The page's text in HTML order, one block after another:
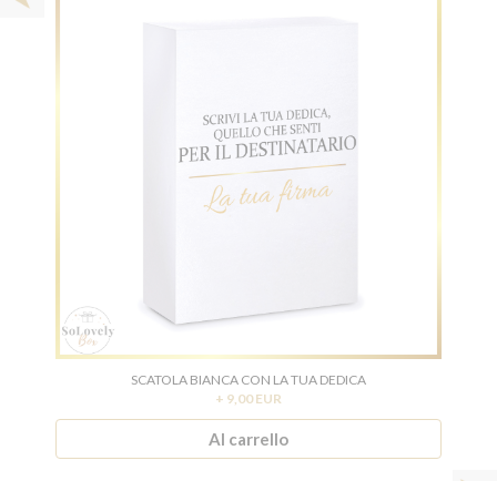
SCATOLA BIANCA CON LA TUA DEDICA
+ 9,00 EUR
Al carrello